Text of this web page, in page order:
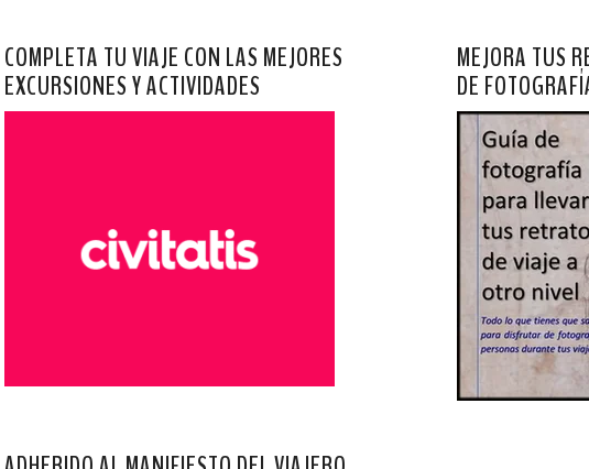
COMPLETA TU VIAJE CON LAS MEJORES
EXCURSIONES Y ACTIVIDADES
MEJORA TUS
DE